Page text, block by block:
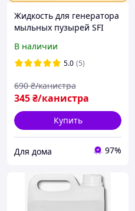
Жидкость для генератора
мыльных пузырей SFI
шоу мыльных пузырей
В наличии
5.0 (5)
345₴/канистра
690 ₴/канистра
Купить
Для дома 97%